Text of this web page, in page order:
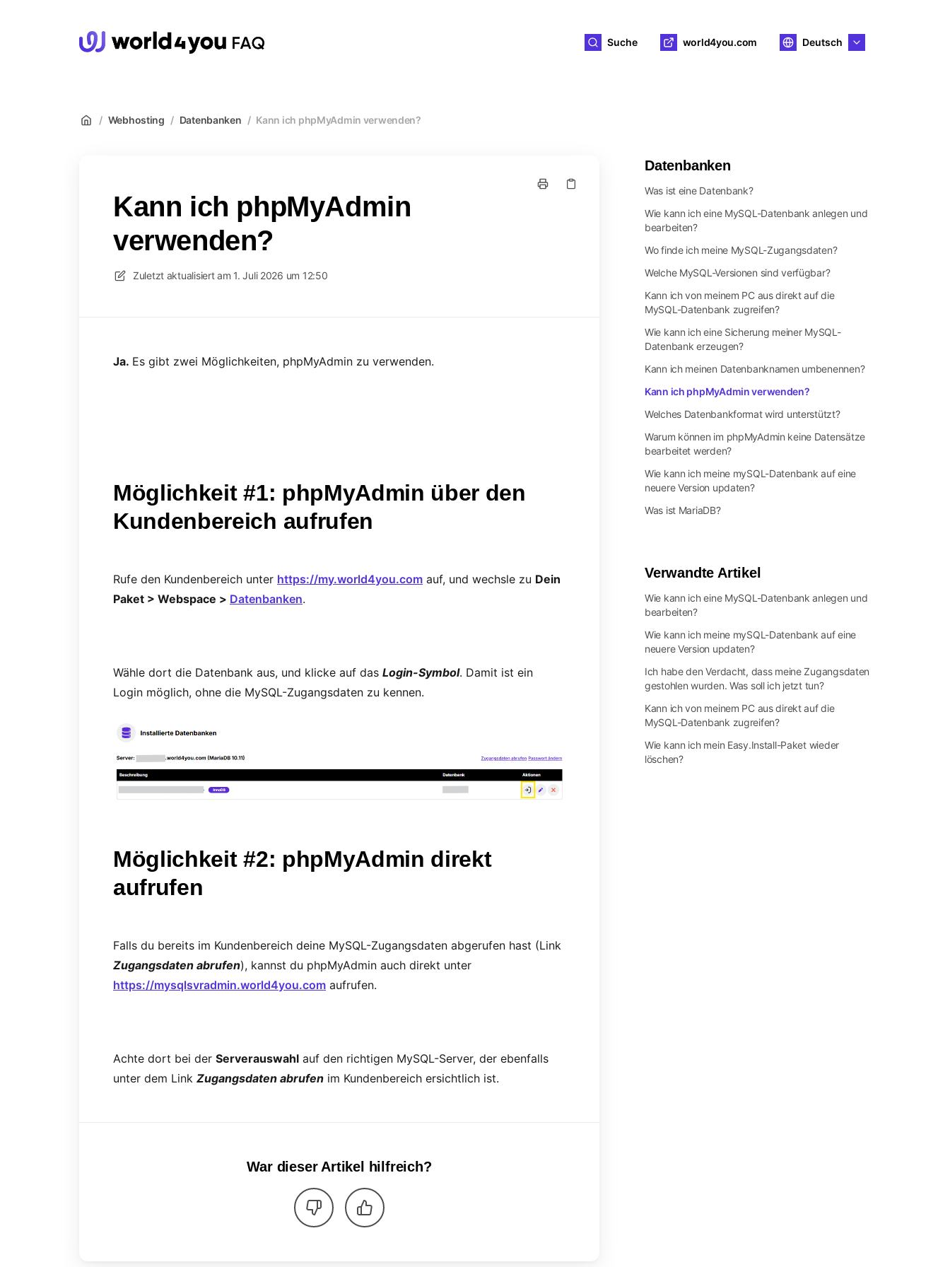
Suche world4you.com Deutsch
/ Webhosting / Datenbanken / Kann ich phpMyAdmin verwenden?
Kann ich phpMyAdmin
verwenden?
Zuletzt aktualisiert am 1. Juli 2026 um 12:50
Ja. Es gibt zwei Möglichkeiten, phpMyAdmin zu verwenden.
Möglichkeit #1: phpMyAdmin über den
Kundenbereich aufrufen
Rufe den Kundenbereich unter https://my.world4you.com auf, und wechsle zu Dein
Paket > Webspace > Datenbanken.
Wähle dort die Datenbank aus, und klicke auf das Login-Symbol. Damit ist ein
Login möglich, ohne die MySQL-Zugangsdaten zu kennen.
Möglichkeit #2: phpMyAdmin direkt
aufrufen
Falls du bereits im Kundenbereich deine MySQL-Zugangsdaten abgerufen hast (Link
Zugangsdaten abrufen), kannst du phpMyAdmin auch direkt unter
https://mysqlsvradmin.world4you.com aufrufen.
Achte dort bei der Serverauswahl auf den richtigen MySQL-Server, der ebenfalls
unter dem Link Zugangsdaten abrufen im Kundenbereich ersichtlich ist.
War dieser Artikel hilfreich?
Datenbanken
Was ist eine Datenbank?
Wie kann ich eine MySQL-Datenbank anlegen und
bearbeiten?
Wo finde ich meine MySQL-Zugangsdaten?
Welche MySQL-Versionen sind verfügbar?
Kann ich von meinem PC aus direkt auf die
MySQL-Datenbank zugreifen?
Wie kann ich eine Sicherung meiner MySQL-
Datenbank erzeugen?
Kann ich meinen Datenbanknamen umbenennen?
Kann ich phpMyAdmin verwenden?
Welches Datenbankformat wird unterstützt?
Warum können im phpMyAdmin keine Datensätze
bearbeitet werden?
Wie kann ich meine mySQL-Datenbank auf eine
neuere Version updaten?
Was ist MariaDB?
Verwandte Artikel
Wie kann ich eine MySQL-Datenbank anlegen und
bearbeiten?
Wie kann ich meine mySQL-Datenbank auf eine
neuere Version updaten?
Ich habe den Verdacht, dass meine Zugangsdaten
gestohlen wurden. Was soll ich jetzt tun?
Kann ich von meinem PC aus direkt auf die
MySQL-Datenbank zugreifen?
Wie kann ich mein Easy.Install-Paket wieder
löschen?